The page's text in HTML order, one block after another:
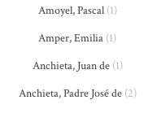
Amoyel, Pascal(1)
Amper, Emilia (1)
Anchieta, Juan de(1)
Anchieta, Padre José de(2)